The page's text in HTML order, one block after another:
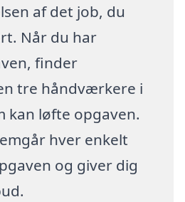
af det job, du
Når du har
finder
tre håndværkere i
kan løfte opgaven.
hver enkelt
og giver dig